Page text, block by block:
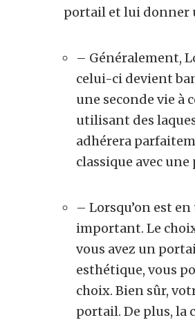
portail et lui donner
– Généralement,
celui-ci devient
une seconde vie à
utilisant des
adhérera
classique avec
– Lorsqu’on est en
important. Le
vous avez un
esthétique, vous
choix. Bien sûr,
portail. De plus, la